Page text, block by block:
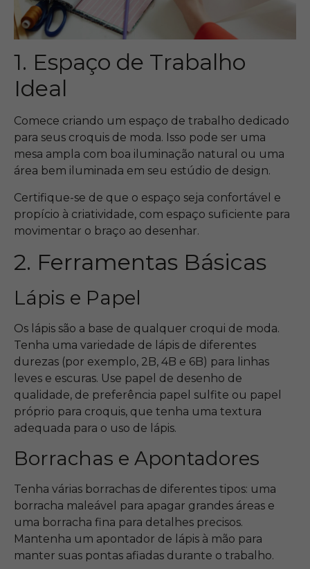
1. Espaço de Trabalho
Ideal
Comece criando um espaço de trabalho dedicado
para seus croquis de moda. Isso pode ser uma
mesa ampla com boa iluminação natural ou uma
área bem iluminada em seu estúdio de design.
Certifique-se de que o espaço seja confortável e
propício à criatividade, com espaço suficiente para
movimentar o braço ao desenhar.
2. Ferramentas Básicas
Lápis e Papel
Os lápis são a base de qualquer croqui de moda.
Tenha uma variedade de lápis de diferentes
durezas (por exemplo, 2B, 4B e 6B) para linhas
leves e escuras. Use papel de desenho de
qualidade, de preferência papel sulfite ou papel
próprio para croquis, que tenha uma textura
adequada para o uso de lápis.
Borrachas e Apontadores
Tenha várias borrachas de diferentes tipos: uma
borracha maleável para apagar grandes áreas e
uma borracha fina para detalhes precisos.
Mantenha um apontador de lápis à mão para
manter suas pontas afiadas durante o trabalho.